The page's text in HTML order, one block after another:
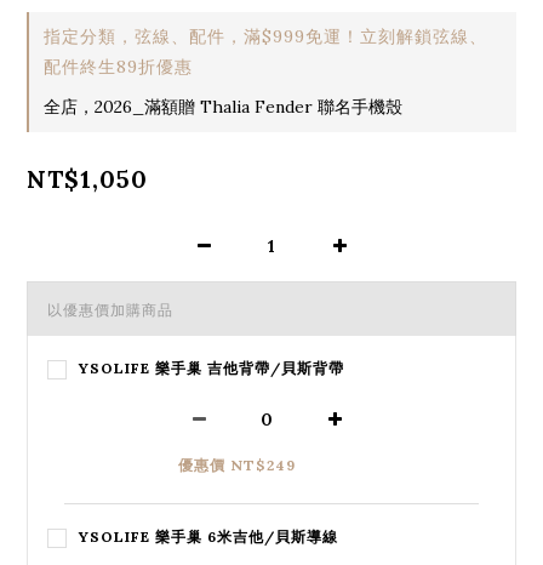
指定分類，弦線、配件，滿$999免運！立刻解鎖弦線、
配件終生89折優惠
全店，2026_滿額贈 Thalia Fender 聯名手機殼
NT$1,050
以優惠價加購商品
YSOLIFE 樂手巢 吉他背帶/貝斯背帶
優惠價 NT$249
YSOLIFE 樂手巢 6米吉他/貝斯導線